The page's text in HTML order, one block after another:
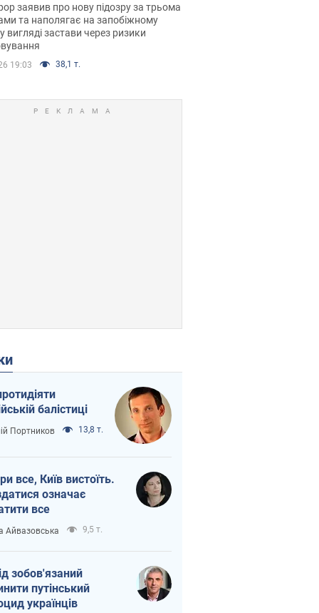
заявив про нову підозру за трьома
та наполягає на запобіжному
вигляді застави через ризики
19:03 38,1 т.
балістиці
Портников 13,8 т.
все, Київ вистоїть.
означає
все
Айвазовська 9,5 т.
зобов'язаний
путінський
українців